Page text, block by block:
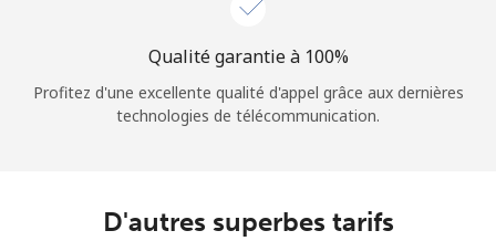
Qualité garantie à 100%
Profitez d'une excellente qualité d'appel grâce aux dernières
technologies de télécommunication.
D'autres superbes tarifs